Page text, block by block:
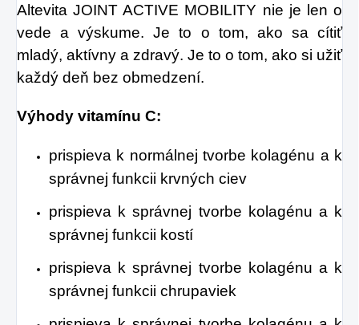
Altevita JOINT ACTIVE MOBILITY nie je len o
vede a výskume. Je to o tom, ako sa cítiť
mladý, aktívny a zdravý. Je to o tom, ako si užiť
každý deň bez obmedzení.
Výhody vitamínu C:
prispieva k normálnej tvorbe kolagénu a k
správnej funkcii krvných ciev
prispieva k správnej tvorbe kolagénu a k
správnej funkcii kostí
prispieva k správnej tvorbe kolagénu a k
správnej funkcii chrupaviek